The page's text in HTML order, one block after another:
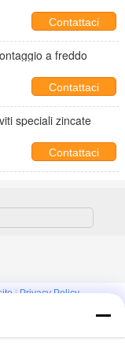
Contattaci
a freddo
Contattaci
speciali zincate
Contattaci
|Privacy Policy